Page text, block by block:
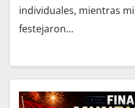
individuales, mientras
festejaron…